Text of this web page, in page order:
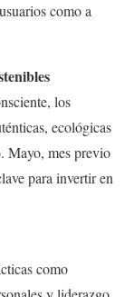
como a
los
ecológicas
Mayo, mes previo
para invertir en
como